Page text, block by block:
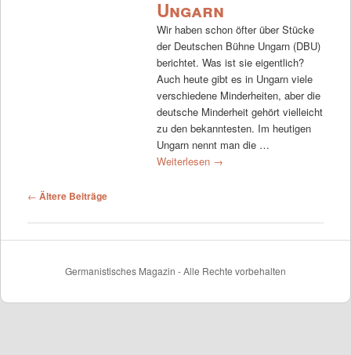
Ungarn
Wir haben schon öfter über Stücke
der Deutschen Bühne Ungarn (DBU)
berichtet. Was ist sie eigentlich?
Auch heute gibt es in Ungarn viele
verschiedene Minderheiten, aber die
deutsche Minderheit gehört vielleicht
zu den bekanntesten. Im heutigen
Ungarn nennt man die …
Weiterlesen →
Beitrags-Navigation
← Ältere Beiträge
Germanistisches Magazin - Alle Rechte vorbehalten